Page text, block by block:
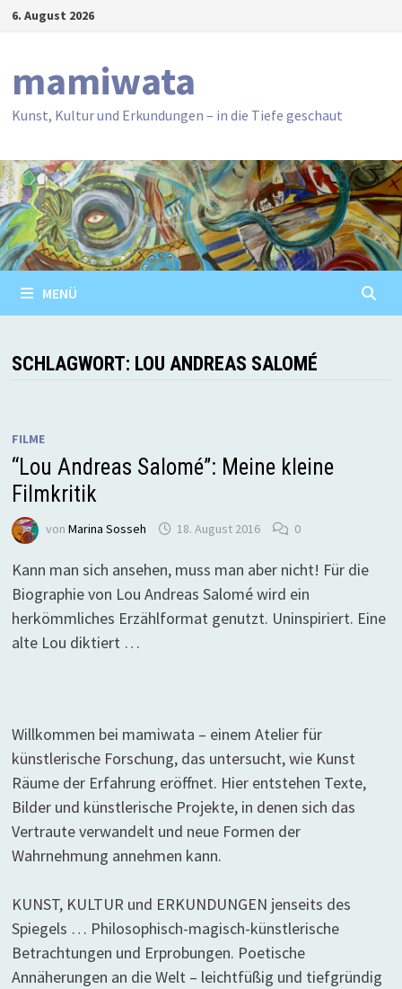
Zum6. August 2026
mamiwata
Kunst, Kultur und Erkundungen – in die Tiefe geschaut
MENÜ
SCHLAGWORT: LOU ANDREAS SALOMÉ
FILME
“Lou Andreas Salomé”: Meine kleine
Filmkritik
von Marina Sosseh 18. August 2016 0
Kann man sich ansehen, muss man aber nicht! Für die
Biographie von Lou Andreas Salomé wird ein
herkömmliches Erzählformat genutzt. Uninspiriert. Eine
alte Lou diktiert …
Willkommen bei mamiwata – einem Atelier für
künstlerische Forschung, das untersucht, wie Kunst
Räume der Erfahrung eröffnet. Hier entstehen Texte,
Bilder und künstlerische Projekte, in denen sich das
Vertraute verwandelt und neue Formen der
Wahrnehmung annehmen kann.
KUNST, KULTUR und ERKUNDUNGEN jenseits des
Spiegels … Philosophisch-magisch-künstlerische
Betrachtungen und Erprobungen. Poetische
Annäherungen an die Welt – leichtfüßig und tiefgründig